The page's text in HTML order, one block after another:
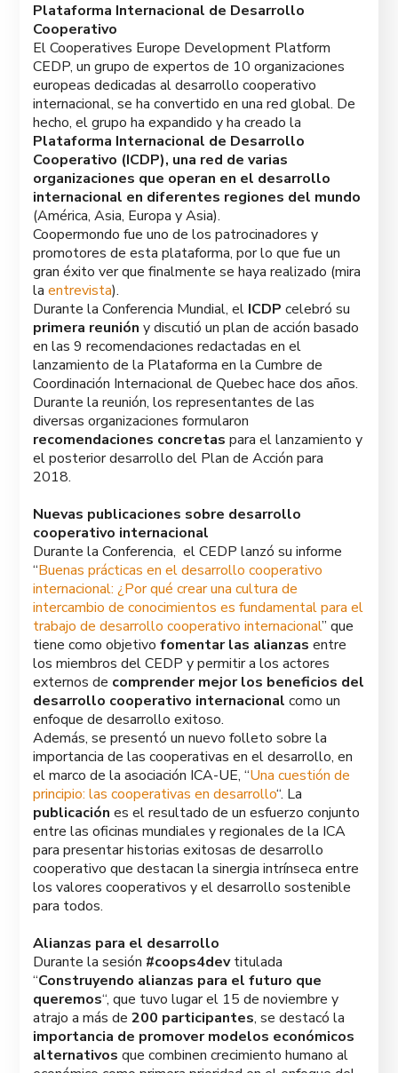
Plataforma Internacional de Desarrollo
Cooperativo
El Cooperatives Europe Development Platform
CEDP, un grupo de expertos de 10 organizaciones
europeas dedicadas al desarrollo cooperativo
internacional, se ha convertido en una red global. De
hecho, el grupo ha expandido y ha creado la
Plataforma Internacional de Desarrollo
Cooperativo (ICDP), una red de varias
organizaciones que operan en el desarrollo
internacional en diferentes regiones del mundo
(América, Asia, Europa y Asia).
Coopermondo fue uno de los patrocinadores y
promotores de esta plataforma, por lo que fue un
gran éxito ver que finalmente se haya realizado (mira
laentrevista).
Durante la Conferencia Mundial, el ICDP celebró su
primera reunión y discutió un plan de acción basado
en las 9 recomendaciones redactadas en el
lanzamiento de la Plataforma en la Cumbre de
Coordinación Internacional de Quebec hace dos años.
Durante la reunión, los representantes de las
diversas organizaciones formularon
recomendaciones concretas para el lanzamiento y
el posterior desarrollo del Plan de Acción para
2018.
Nuevas publicaciones sobre desarrollo
cooperativo internacional
Durante la Conferencia, el CEDP lanzó su informe
“Buenas prácticas en el desarrollo cooperativo
internacional: ¿Por qué crear una cultura de
intercambio de conocimientos es fundamental para el
trabajo de desarrollo cooperativo internacional” que
tiene como objetivo fomentar las alianzas entre
los miembros del CEDP y permitir a los actores
externos de comprender mejor los beneficios del
desarrollo cooperativo internacional como un
enfoque de desarrollo exitoso.
Además, se presentó un nuevo folleto sobre la
importancia de las cooperativas en el desarrollo, en
el marco de la asociación ICA-UE, “Una cuestión de
principio: las cooperativas en desarrollo“. La
publicación es el resultado de un esfuerzo conjunto
entre las oficinas mundiales y regionales de la ICA
para presentar historias exitosas de desarrollo
cooperativo que destacan la sinergia intrínseca entre
los valores cooperativos y el desarrollo sostenible
para todos.
Alianzas para el desarrollo
Durante la sesión #coops4devtitulada
“Construyendo alianzas para el futuro que
queremos“, que tuvo lugar el 15 de noviembre y
atrajo a más de 200 participantes, se destacó la
importancia de promover modelos económicos
alternativos que combinen crecimiento humano al